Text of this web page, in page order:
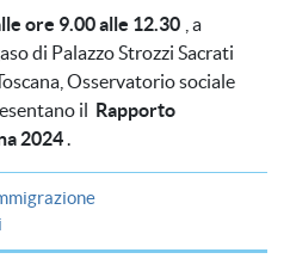
ore 9.00 alle 12.30 , a
di Palazzo Strozzi Sacrati
Osservatorio sociale
il Rapporto
2024.